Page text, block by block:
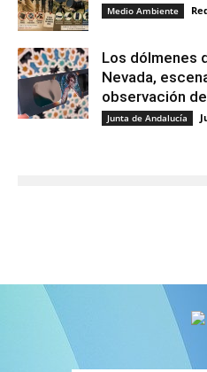
Medio Ambiente
Los dólmenes
Nevada,
observación
Junta de Andalucía